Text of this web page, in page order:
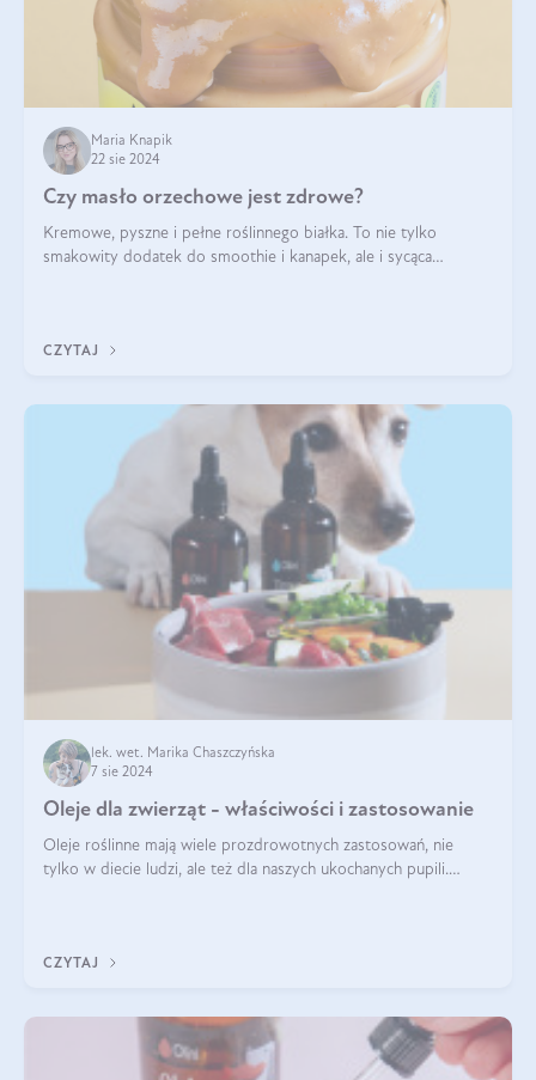
Maria Knapik
22 sie 2024
Czy masło orzechowe jest zdrowe?
Kremowe, pyszne i pełne roślinnego białka. To nie tylko
smakowity dodatek do smoothie i kanapek, ale i sycąca
CZYTAJ
lek. wet. Marika Chaszczyńska
7 sie 2024
Oleje dla zwierząt - właściwości i zastosowanie
Oleje roślinne mają wiele prozdrowotnych zastosowań, nie
tylko w diecie ludzi, ale też dla naszych ukochanych pupili.
CZYTAJ